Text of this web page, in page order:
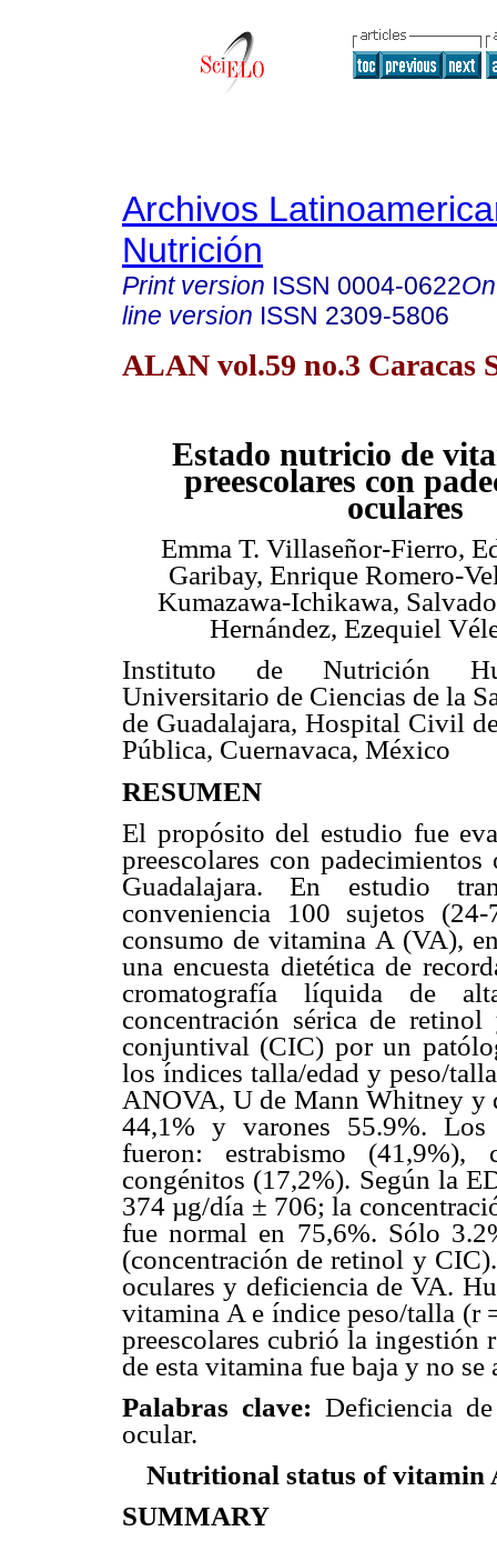
Archivos
Nutrición
Print version ISSN 0004-0622
line version ISSN 2309-5806
ALAN vol.59 no.3 Caracas
Estado nutricio de
preescolares con
oculares
Emma T. Villaseñor-Fierro,
Garibay, Enrique Romero-
Kumazawa-Ichikawa,
Hernández, Ezequiel
Instituto de Nutrición
Universitario de Ciencias de la
de Guadalajara, Hospital Civil
Pública, Cuernavaca, México
RESUMEN
El propósito del estudio fue
preescolares con
Guadalajara. En estudio
conveniencia 100 sujetos
consumo de vitamina A (VA),
una encuesta dietética de
cromatografía líquida de
concentración sérica de
conjuntival (CIC) por un
los índices talla/edad y peso/
ANOVA, U de Mann Whitney y
44,1% y varones 55.9%. Los
fueron: estrabismo (41,9%),
congénitos (17,2%). Según la
374 µg/día ± 706; la
fue normal en 75,6%. Sólo
(concentración de retinol y
oculares y deficiencia de VA.
vitamina A e índice peso/talla (r
preescolares cubrió la ingestión
de esta vitamina fue baja y no
Palabras clave: Deficiencia
ocular.
Nutritional status of vitamin
SUMMARY